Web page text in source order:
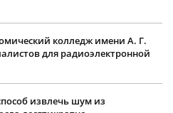
колледж имени А. Г.
для радиоэлектронной
извлечь шум из